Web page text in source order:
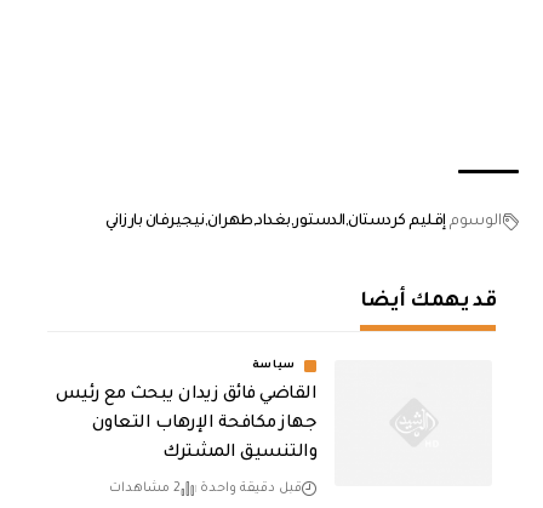
الوسوم إقليم كردستان الدستور بغداد طهران نيجيرفان بارزاني
قد يهمك أيضا
سياسة
القاضي فائق زيدان يبحث مع رئيس
جهاز مكافحة الإرهاب التعاون
والتنسيق المشترك
قبل دقيقة واحدة 2 مشاهدات